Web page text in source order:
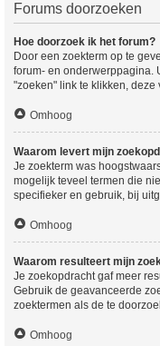
Forums doorzoeken
Hoe doorzoek ik het forum?
Door een zoekterm op te
forum- en onderwerppagina.
"zoeken" link te klikken,
Omhoog
Waarom levert mijn
Je zoekterm was
mogelijk teveel termen die
specifieker en gebruik, bij
Omhoog
Waarom resulteert mijn
Je zoekopdracht gaf meer
Gebruik de geavanceerde
zoektermen als de te
Omhoog